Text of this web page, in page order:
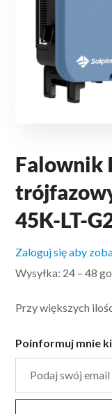
Falownik
45K-LT-
Zaloguj się aby
Wysyłka: 24 – 48
Przy większych
Poinformuj mnie